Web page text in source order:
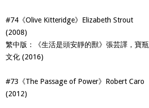
#74《Olive Kitteridge》Elizabeth Strout
(2008)
繁中版：《生活是頭安靜的獸》張芸譯，寶瓶
文化 (2016)
#73《The Passage of Power》Robert Caro
(2012)